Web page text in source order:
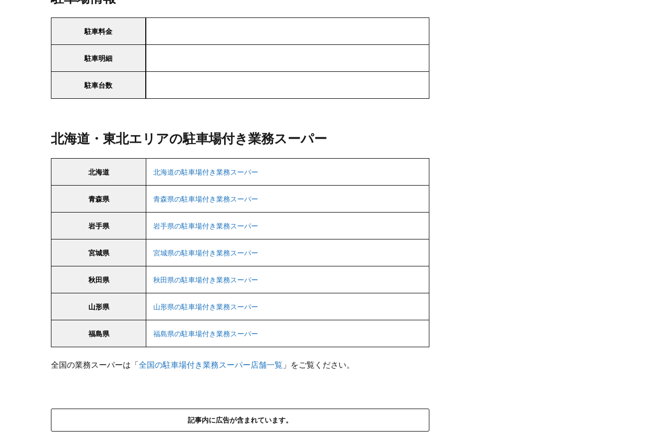
駐車料金
駐車明細
駐車台数
北海道・東北エリアの駐車場付き業務スーパー
北海道 北海道の駐車場付き業務スーパー
青森県 青森県の駐車場付き業務スーパー
岩手県 岩手県の駐車場付き業務スーパー
宮城県 宮城県の駐車場付き業務スーパー
秋田県 秋田県の駐車場付き業務スーパー
山形県 山形県の駐車場付き業務スーパー
福島県 福島県の駐車場付き業務スーパー
全国の業務スーパーは「全国の駐車場付き業務スーパー店舗一覧 」をご覧ください。
記事内に広告が含まれています。